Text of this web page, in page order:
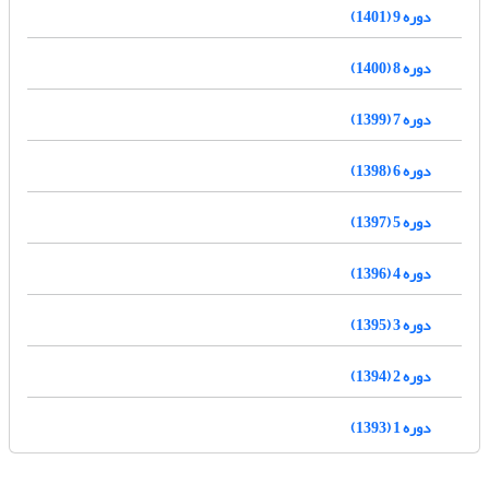
دوره 9 (1401)
دوره 8 (1400)
دوره 7 (1399)
دوره 6 (1398)
دوره 5 (1397)
دوره 4 (1396)
دوره 3 (1395)
دوره 2 (1394)
دوره 1 (1393)